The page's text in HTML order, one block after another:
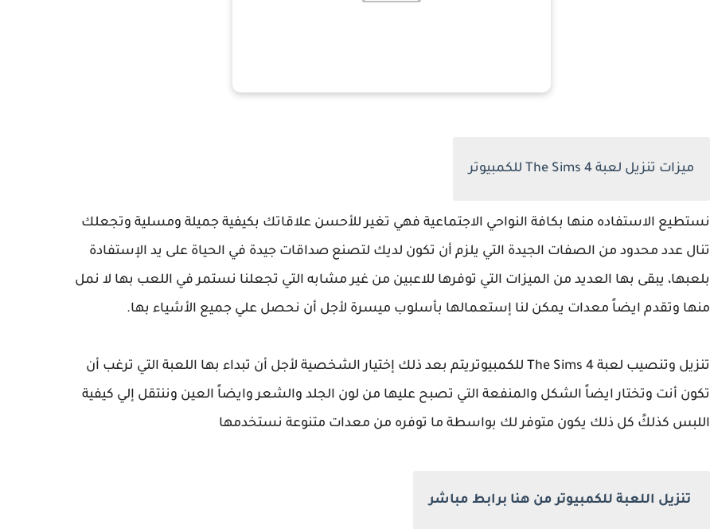
ميزات تنزيل لعبة للكمبيوتر
نستطيع الاستفاده منها بكافة النواحي الاجتماعية فهي تغير للأحسن علاقاتك بكيفية جميلة ومسلية وتجعلك
تنال عدد محدود من الصفات الجيدة التي يلزم أن تكون لديك لتصنع صداقات جيدة في الحياة على يد الإستفادة
بلعبها، يبقى بها العديد من الميزات التي توفرها للاعبين من غير مشابه التي تجعلنا نستمر في اللعب بها لا نمل
منها وتقدم ايضاً معدات يمكن لنا إستعمالها بأسلوب ميسرة لأجل أن نحصل علي جميع الأشياء بها.
تنزيل وتنصيب لعبة
للكمبيوتريتم بعد ذلك إختيار الشخصية لأجل أن تبداء بها اللعبة التي ترغب أن
تكون أنت وتختار ايضاً الشكل والمنفعة التي تصبح عليها من لون الجلد والشعر وايضاً العين وننتقل إلي كيفية
اللبس كذلكً كل ذلك يكون متوفر لك بواسطة ما توفره من معدات متنوعة نستخدمها
تنزيل اللعبة للكمبيوتر من هنا برابط مباشر